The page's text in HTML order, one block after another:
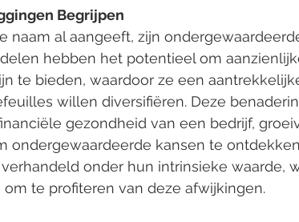
Begrijpen
naam al aangeeft, zijn
hebben het potentieel om
te bieden, waardoor ze een
willen diversifiëren. Deze
gezondheid van een bedrijf,
ondergewaardeerde kansen te
onder hun intrinsieke waarde,
te profiteren van deze afwijkingen.